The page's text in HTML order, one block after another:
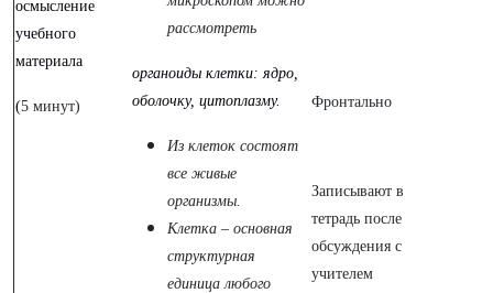
осмысление
учебного
материала
(5 минут)
рассмотреть
органоиды клетки: ядро,
оболочку, цитоплазму.
Из клеток состоят
все живые
организмы.
Клетка – основная
структурная
единица любого
Фронтально
Записывают в
тетрадь после
обсуждения с
учителем